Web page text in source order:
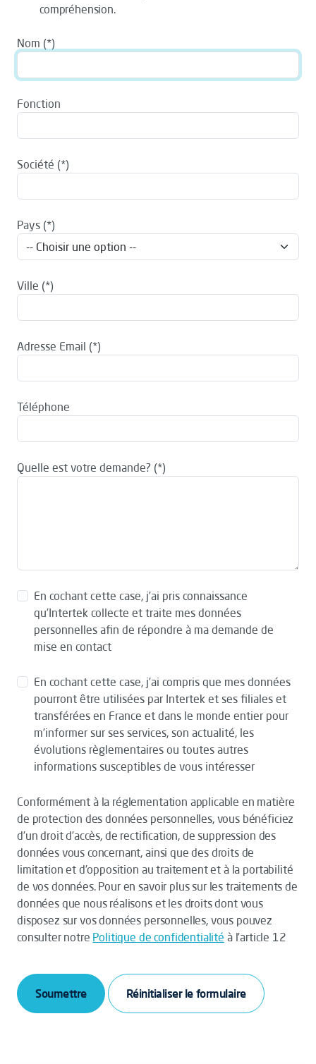
compréhension.
Nom
Fonction
Société
Pays
Ville
Adresse Email
Téléphone
Quelle est votre demande?
En cochant cette case, j’ai pris connaissance
qu’Intertek collecte et traite mes données
personnelles afin de répondre à ma demande de
mise en contact
En cochant cette case, j’ai compris que mes données
pourront être utilisées par Intertek et ses filiales et
transférées en France et dans le monde entier pour
m’informer sur ses services, son actualité, les
évolutions règlementaires ou toutes autres
informations susceptibles de vous intéresser
Conformément à la réglementation applicable en matière
de protection des données personnelles, vous bénéficiez
d’un droit d’accès, de rectification, de suppression des
données vous concernant, ainsi que des droits de
limitation et d’opposition au traitement et à la portabilité
de vos données. Pour en savoir plus sur les traitements de
données que nous réalisons et les droits dont vous
disposez sur vos données personnelles, vous pouvez
consulter notre Politique de confidentialité à l’article 12
Soumettre